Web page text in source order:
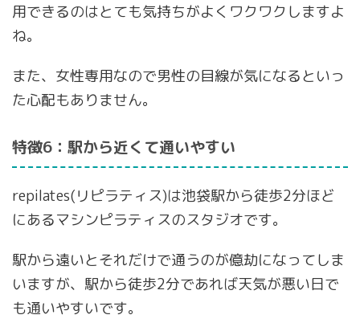
用できるのはとても気持ちがよくワクワクしますよ
ね。
また、女性専用なので男性の目線が気になるといっ
た心配もありません。
特徴6：駅から近くて通いやすい
repilates(リピラティス)は池袋駅から徒歩2分ほど
にあるマシンピラティスのスタジオです。
駅から遠いとそれだけで通うのが億劫になってしま
いますが、駅から徒歩2分であれば天気が悪い日で
も通いやすいです。